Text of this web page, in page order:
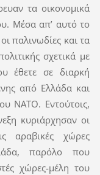
τα οικονομικά
Μέσα απ’ αυτό το
παλινωδίες και τα
σχετικά με
έθετε σε διαρκή
από Ελλάδα και
ΝΑΤΟ. Εντούτοις,
κυριάρχησαν οι
αραβικές χώρες
παρόλο που
χώρες-μέλη του